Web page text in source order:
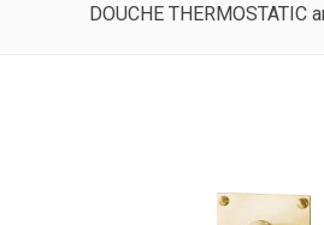
DOUCHE THERMOSTATIC